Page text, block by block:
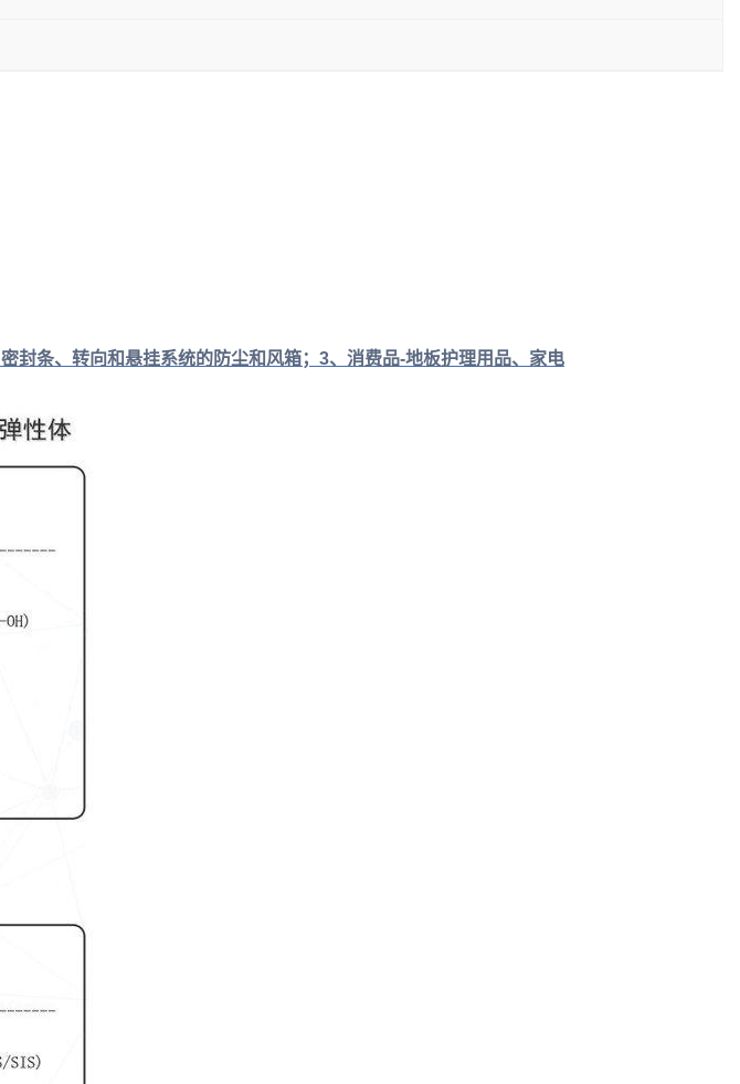
条、转向和悬挂系统的防尘和风箱；3、消费品-地板护理用品、家电